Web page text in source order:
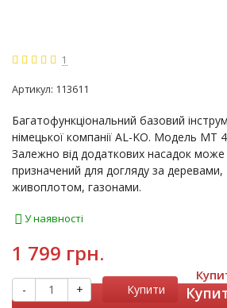
1
Артикул: 113611
Багатофункціональний базовий
німецької компанії AL-KO. Модель МТ
Залежно від додаткових насадок може
призначений для догляду за деревами,
живоплотом, газонами.
У наявності
1 799 грн.
- + Купити